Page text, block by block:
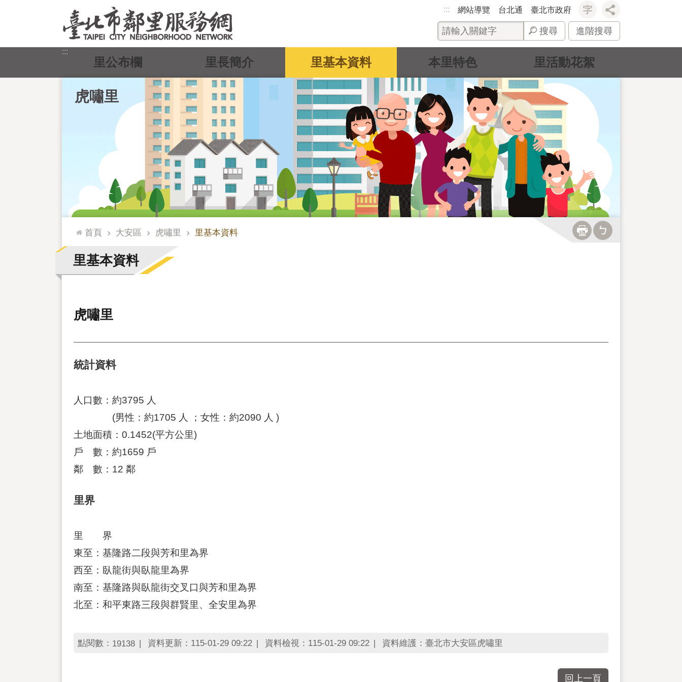
::: 網站導覽 台北通 臺北市政府
搜尋 進階搜尋
:::
虎嘯里
里公布欄 里長簡介 里基本資料 本里特色 里活動花絮
::: 首頁 大安區 虎嘯里 里基本資料
里基本資料
虎嘯里
統計資料
人口數：約3795 人
(男性：約1705 人 ；女性：約2090 人 )
土地面積：0.1452(平方公里)
戶 數：約1659 戶
鄰 數：12 鄰
里界
里 界
東至：基隆路二段與芳和里為界
西至：臥龍街與臥龍里為界
南至：基隆路與臥龍街交叉口與芳和里為界
北至：和平東路三段與群賢里、全安里為界
點閱數： 19138 資料更新：115-01-29 09:22 資料檢視：115-01-29 09:22 資料維護：臺北市大安區虎嘯里
回上一頁